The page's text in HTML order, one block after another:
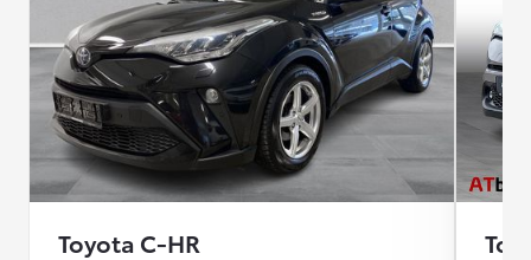
Toyota C-HR